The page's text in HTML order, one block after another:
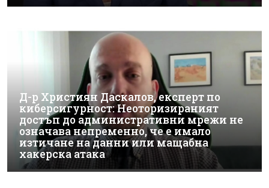
Д-р Християн Даскалов, експерт по
киберсигурност: Неоторизираният
достъп до административни мрежи не
означава непременно, че е имало
изтичане на данни или мащабна
хакерска атака